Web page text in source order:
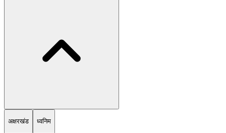
अक्षरखंड ध्वनिम